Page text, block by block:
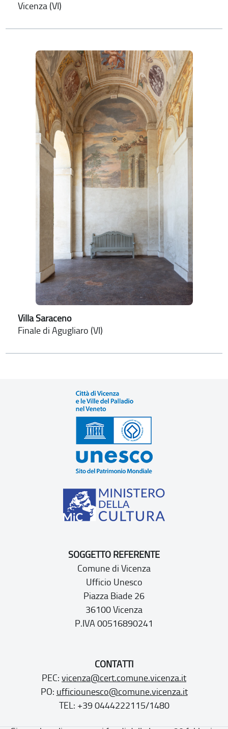
Vicenza (VI)
Villa Saraceno
Finale di Agugliaro (VI)
SOGGETTO REFERENTE
Comune di Vicenza
Ufficio Unesco
Piazza Biade 26
36100 Vicenza
P.IVA 00516890241
CONTATTI
PEC: vicenza@cert.comune.vicenza.it
PO: ufficiounesco@comune.vicenza.it
TEL: +39 0444222115/1480